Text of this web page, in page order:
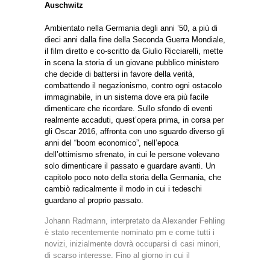
Auschwitz
Ambientato nella Germania degli anni ’50, a più di
dieci anni dalla fine della Seconda Guerra Mondiale,
il film diretto e co-scritto da Giulio Ricciarelli, mette
in scena la storia di un giovane pubblico ministero
che decide di battersi in favore della verità,
combattendo il negazionismo, contro ogni ostacolo
immaginabile, in un sistema dove era più facile
dimenticare che ricordare. Sullo sfondo di eventi
realmente accaduti, quest’opera prima, in corsa per
gli Oscar 2016, affronta con uno sguardo diverso gli
anni del “boom economico”, nell’epoca
dell’ottimismo sfrenato, in cui le persone volevano
solo dimenticare il passato e guardare avanti. Un
capitolo poco noto della storia della Germania, che
cambiò radicalmente il modo in cui i tedeschi
guardano al proprio passato.
Johann Radmann, interpretato da Alexander Fehling
è stato recentemente nominato pm e come tutti i
novizi, inizialmente dovrà occuparsi di casi minori,
di scarso interesse. Fino al giorno in cui il